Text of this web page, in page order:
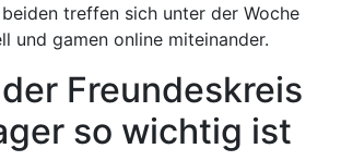
treffen sich unter der Woche
und gamen online miteinander.
Freundeskreis
so wichtig ist